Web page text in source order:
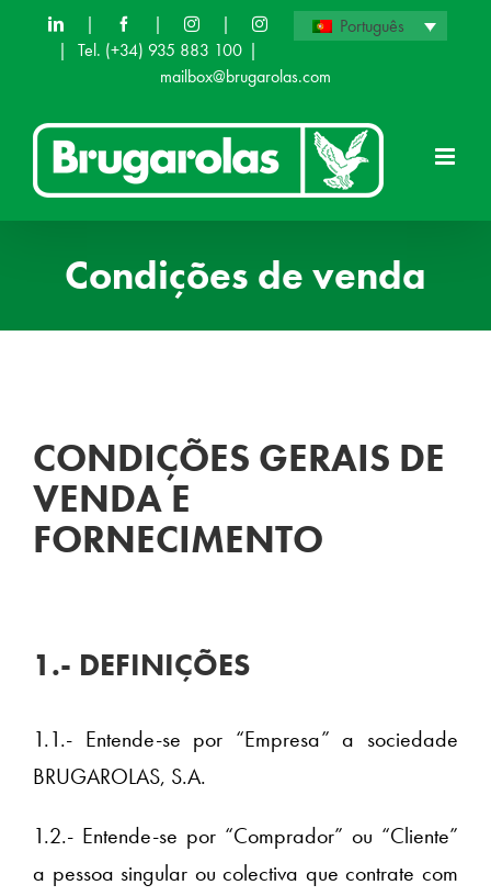
Português
| |
|
|
Tel. (+34) 935 883 100 |
mailbox@brugarolas.com
Condições de venda
CONDIÇÕES GERAIS DE
VENDA E
FORNECIMENTO
1.- DEFINIÇÕES
1.1.- Entende-se por “Empresa” a sociedade
BRUGAROLAS, S.A.
1.2.- Entende-se por “Comprador” ou “Cliente”
a pessoa singular ou colectiva que contrate com